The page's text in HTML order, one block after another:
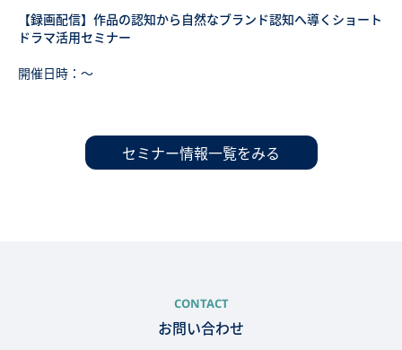
【録画配信】作品の認知から自然なブランド認知へ導くショート
ドラマ活用セミナー
開催日時：〜
セミナー情報一覧をみる
CONTACT
お問い合わせ